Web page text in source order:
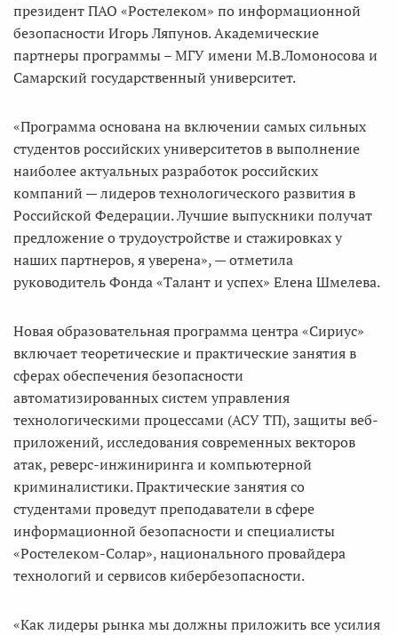
президент ПАО «Ростелеком» по информационной
безопасности Игорь Ляпунов. Академические
партнеры программы – МГУ имени М.В.Ломоносова и
Самарский государственный университет.
«Программа основана на включении самых сильных
студентов российских университетов в выполнение
наиболее актуальных разработок российских
компаний — лидеров технологического развития в
Российской Федерации. Лучшие выпускники получат
предложение о трудоустройстве и стажировках у
наших партнеров, я уверена», — отметила
руководитель Фонда «Талант и успех» Елена Шмелева.
Новая образовательная программа центра «Сириус»
включает теоретические и практические занятия в
сферах обеспечения безопасности
автоматизированных систем управления
технологическими процессами (АСУ ТП), защиты веб-
приложений, исследования современных векторов
атак, реверс-инжиниринга и компьютерной
криминалистики. Практические занятия со
студентами проведут преподаватели в сфере
информационной безопасности и специалисты
«Ростелеком-Солар», национального провайдера
технологий и сервисов кибербезопасности.
«Как лидеры рынка мы должны приложить все усилия